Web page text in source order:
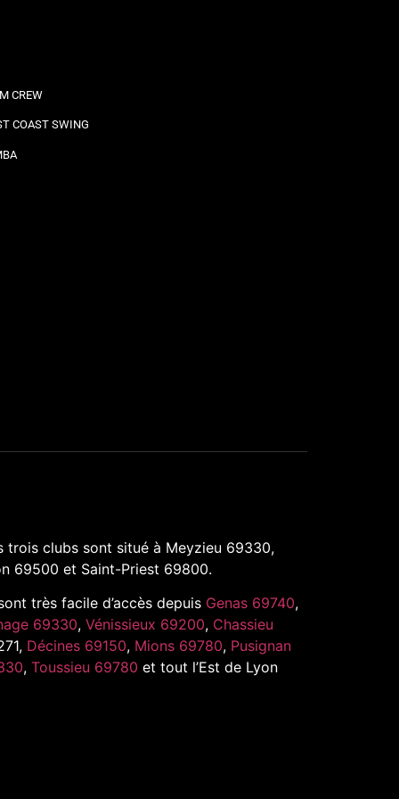
CREW
COAST SWING
trois clubs sont situé à Meyzieu 69330,
69500 et Saint-Priest 69800.
très facile d’accès depuis Genas 69740,
69330, Vénissieux 69200, Chassieu
Décines 69150, Mions 69780, Pusignan
, Toussieu 69780 et tout l’Est de Lyon